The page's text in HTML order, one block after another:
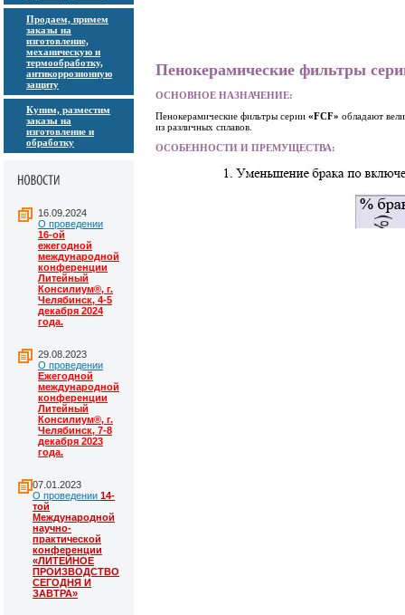
Продаем, примем
заказы на
изготовление,
механическую и
термообработку,
антикоррозионную
защиту
Купим, разместим
заказы на
изготовление и
обработку
16.09.2024
О проведении
16-ой
ежегодной
международной
конференции
Литейный
Консилиум®, г.
Челябинск, 4-5
декабря 2024
года.
29.08.2023
О проведении
Ежегодной
международной
конференции
Литейный
Консилиум®, г.
Челябинск, 7-8
декабря 2023
года.
07.01.2023
О проведении 14-
той
Международной
научно-
практической
конференции
«ЛИТЕЙНОЕ
ПРОИЗВОДСТВО
СЕГОДНЯ И
ЗАВТРА»
Пенокерамические фильтры
ОСНОВНОЕ НАЗНАЧЕНИЕ:
Пенокерамические фильтры серии «FCF» обладают
из различных сплавов.
ОСОБЕННОСТИ И ПРЕМУЩЕСТВА: